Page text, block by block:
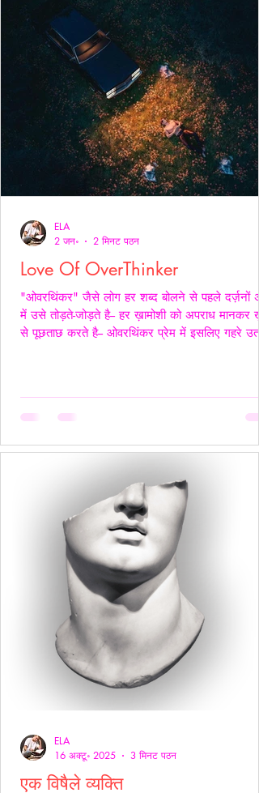
Love Of OverThinker
"ओवरथिंकर" जैसे लोग हर शब्द बोलने से पहले दर्ज़नों
में उसे तोड़ते-जोड़ते है-- हर ख़ामोशी को अपराध मानकर
से पूछताछ करते है-- ओवरथिंकर प्रेम में इसलिए गहरे
अपने प्रश्न सब चुपचाप स्थगित कर देते है-- ओवरथिंकर
ELA
2 जन॰
2 मिनट पठन
एक विषैले व्यक्ति
ELA
16 अक्टू॰ 2025
3 मिनट पठन